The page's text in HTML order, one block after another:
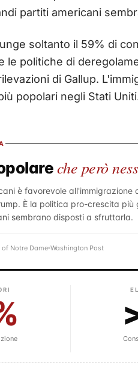
partiti americani
soltanto il 59% di
le politiche di
di Gallup.
popolari negli Stati
che però
è favorevole
È la politica pro-crescita
sembrano disposti a sfruttarla.
of Notre Dame Washington Post